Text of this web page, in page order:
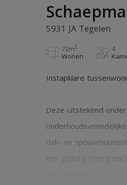
5931 JA Tegelen
72m2
Wonen
4
Instapklare
Deze uitstekend
dak- en
een gunstig